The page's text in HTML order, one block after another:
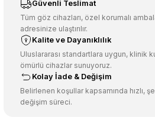
Ürün açıklamasında eksik bilgiler
Ürün bilgilerinde hatalar bulunuyor.
Ürün fiyatı diğer sitelerden daha pahalı.
Bu ürüne benzer farklı alternatifler olmalı.
Güvenli Teslimat
Tüm göz cihazları, özel korumalı
adresinize ulaştırılır.
Kalite ve Dayanıklılık
Uluslararası standartlara uygun, klinik
ömürlü cihazlar sunuyoruz.
Kolay İade & Değişim
Belirlenen koşullar kapsamında hızlı,
değişim süreci.